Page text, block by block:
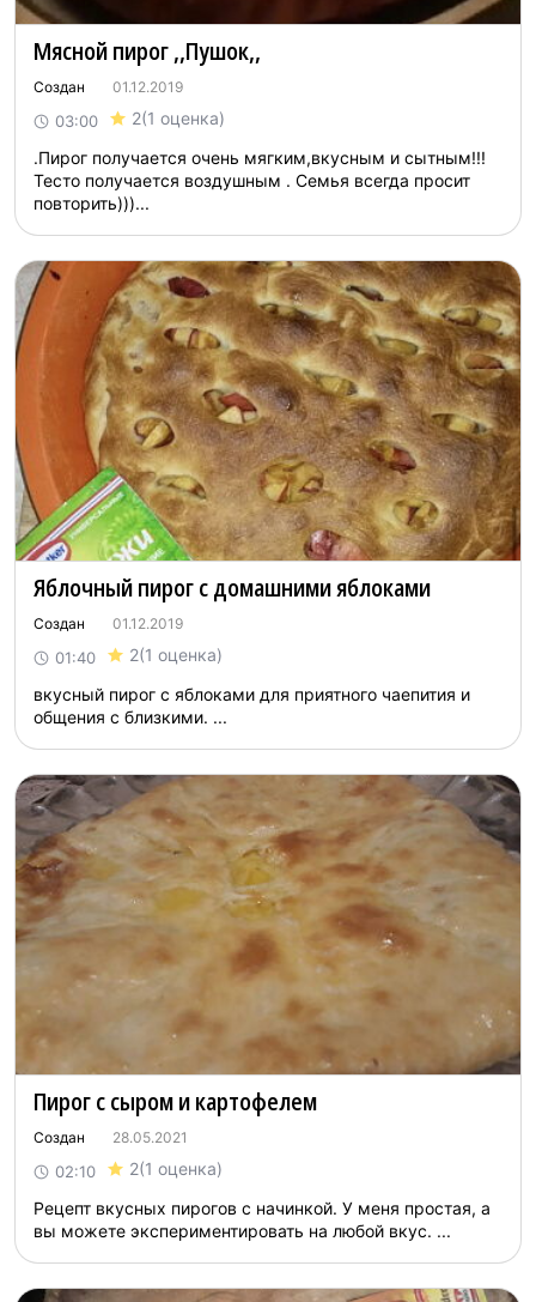
Мяcной пирoг ,,Пушoк,,
Создан 01.12.2019
03:00 2(1 оценка)
.Пирог получается очень мягким,вкусным и сытным!!!
Тесто получается воздушным . Семья всегда просит
повторить)))...
Яблочный пирог с домашними яблоками
Создан 01.12.2019
01:40 2(1 оценка)
вкусный пирог с яблоками для приятного чаепития и
общения с близкими. ...
Пирог с сыром и картофелем
Создан 28.05.2021
02:10 2(1 оценка)
Рецепт вкусных пирогов с начинкой. У меня простая, а
вы можете экспериментировать на любой вкус. ...